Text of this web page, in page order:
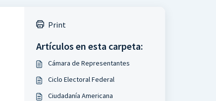
Print
Artículos en esta carpeta:
Cámara de Representantes
Ciclo Electoral Federal
Ciudadanía Americana